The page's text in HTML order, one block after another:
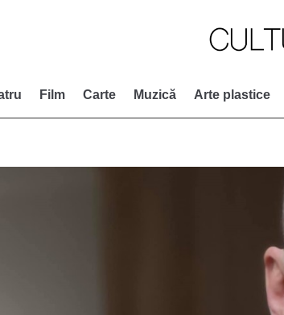
Film Carte Muzică Arte plastice